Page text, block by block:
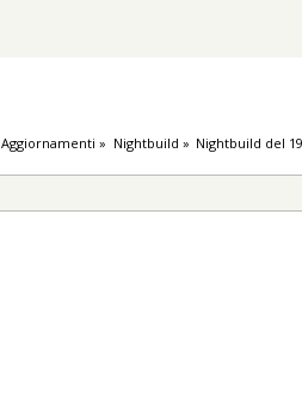
Aggiornamenti » Nightbuild » Nightbuild del